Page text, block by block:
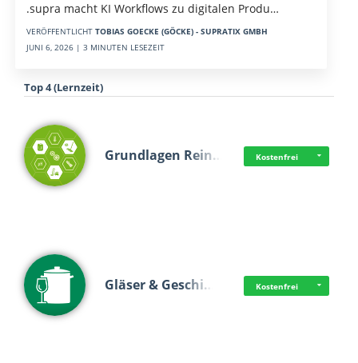
.supra macht KI Workflows zu digitalen Produ…
VERÖFFENTLICHT TOBIAS GOECKE (GÖCKE) - SUPRATIX GMBH
JUNI 6, 2026 | 3 MINUTEN LESEZEIT
Top 4 (Lernzeit)
Grundlagen Rein… Kostenfrei
Gläser & Geschi… Kostenfrei